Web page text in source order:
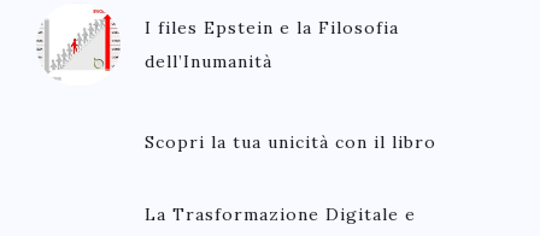
I files Epstein e la Filosofia
dell’Inumanità
Scopri la tua unicità con il libro
La Trasformazione Digitale e